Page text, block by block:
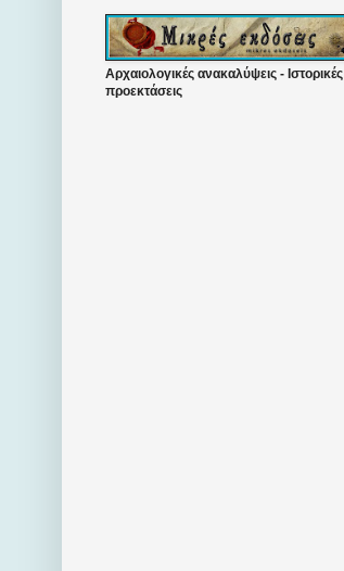
Αρχαιολογικές ανακαλύψεις - Ιστορικές
προεκτάσεις